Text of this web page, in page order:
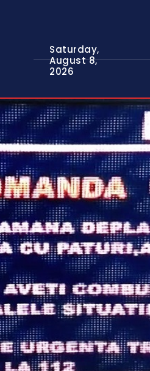
Saturday,
August 8,
2026